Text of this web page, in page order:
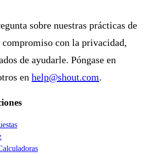
sobre nuestras prácticas de
compromiso con la privacidad,
de ayudarle. Póngase en
en help@shout.com.